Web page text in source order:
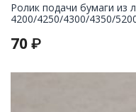
Ролик подачи бумаги из
4200/4250/4300/4350/
70 ₽